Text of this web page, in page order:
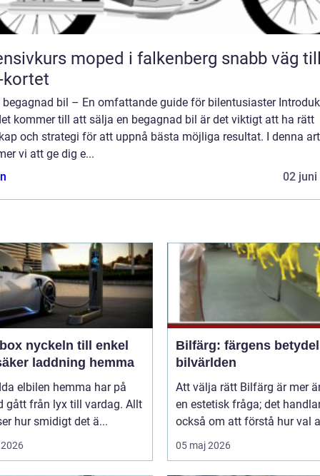
moped i falkenberg snabb väg till
kortet
begagnad bil – En omfattande guide för bilentusiaster
kommer till att sälja en begagnad bil är det viktigt att ha rätt
och strategi för att uppnå bästa möjliga resultat. I denna
vi att ge dig e...
02 juni
till enkel
laddning hemma
elbilen hemma har på
gått från lyx till vardag. Allt
hur smidigt det ä...
Bilfärg: färgens
bilvärlden
Att välja rätt Bilfärg är mer
en estetisk fråga; det
också om att förstå hur val
05 maj 2026